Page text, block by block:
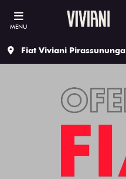
MENU
Fiat Viviani Pirassununga